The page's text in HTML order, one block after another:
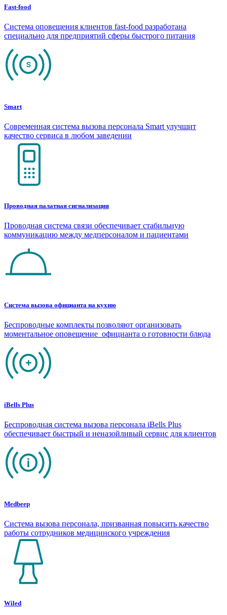
Fast-food
Система оповещения клиентов fast-food разработана
специально для предприятий сферы быстрого питания
Smart
Современная система вызова персонала Smart улучшит
качество сервиса в любом заведении
Проводная палатная сигнализация
Проводная система связи обеспечивает стабильную
коммуникацию между медперсоналом и пациентами
Система вызова официанта на кухню
Беспроводные комплекты позволяют организовать
моментальное оповещение официанта о готовности блюда
iBells Plus
Беспроводная система вызова персонала iBells Plus
обеспечивает быстрый и неназойливый сервис для клиентов
Medbeep
Система вызова персонала, призванная повысить качество
работы сотрудников медицинского учреждения
Wiled